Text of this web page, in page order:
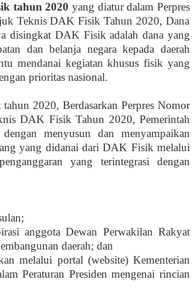
tahun 2020 yang diatur dalam Perpres
Teknis DAK Fisik Tahun 2020, Dana
disingkat DAK Fisik adalah dana yang
dan belanja negara kepada daerah
mendanai kegiatan khusus fisik yang
prioritas nasional.
2020, Berdasarkan Perpres Nomor
DAK Fisik Tahun 2020, Pemerintah
menyusun dan menyampaikan
yang didanai dari DAK Fisik melalui
yang terintegrasi dengan
anggota Dewan Perwakilan Rakyat
daerah; dan
melalui portal (website) Kementerian
Peraturan Presiden mengenai rincian